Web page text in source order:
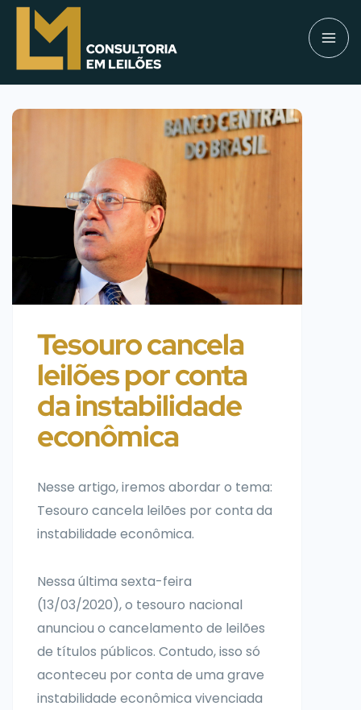
Tesouro cancela
leilões por conta
da instabilidade
econômica
Nesse artigo, iremos abordar o tema:
Tesouro cancela leilões por conta da
instabilidade econômica.
Nessa última sexta-feira
(13/03/2020), o tesouro nacional
anunciou o cancelamento de leilões
de títulos públicos. Contudo, isso só
aconteceu por conta de uma grave
instabilidade econômica vivenciada